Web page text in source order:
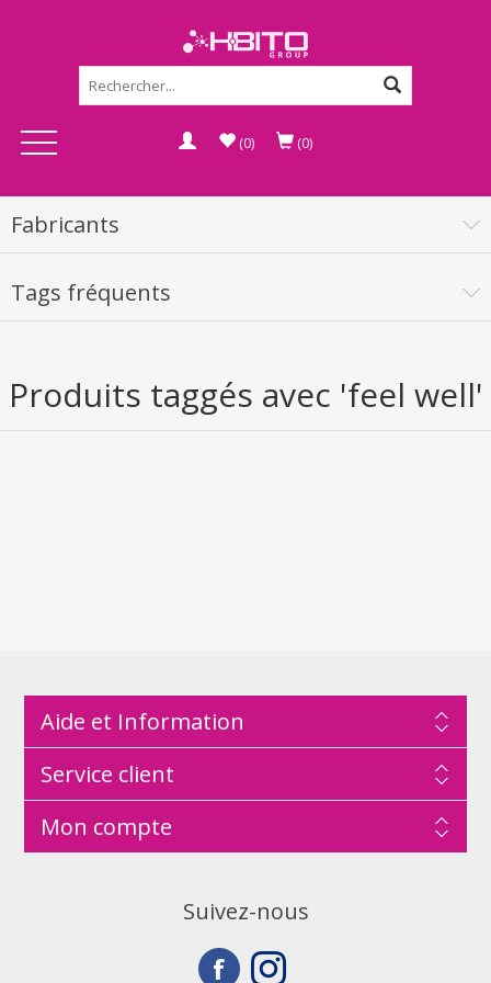
(0) (0)
Fabricants
Tags fréquents
Produits taggés avec 'feel well'
Aide et Information
Service client
Mon compte
Suivez-nous